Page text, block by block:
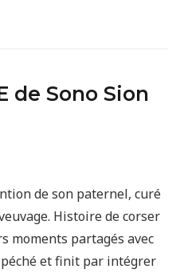
de Sono Sion
de son paternel, curé
Histoire de corser
moments partagés avec
et finit par intégrer